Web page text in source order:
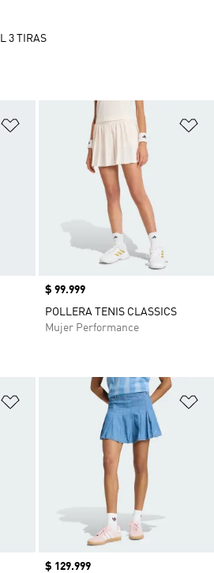
Añadir a la lista de deseos
Precio
$ 99.999
POLLERA TENIS CLASSICS
Mujer Performance
Añadir a la lista de deseos
Precio
$ 129.999
3 TIRAS